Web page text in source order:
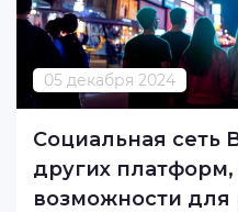
05 декабря 2024
Социальная сеть
других
возможности для